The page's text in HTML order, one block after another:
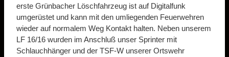
erste Grünbacher Löschfahrzeug ist auf Digitalfunk
umgerüstet und kann mit den umliegenden Feuerwehren
wieder auf normalem Weg Kontakt halten. Neben unserem
LF 16/16 wurden im Anschluß unser Sprinter mit
Schlauchhänger und der TSF-W unserer Ortswehr